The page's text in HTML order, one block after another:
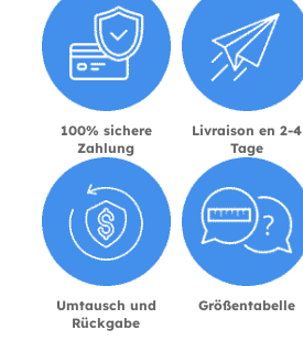
100% sichere
Zahlung
Livraison en 2-4
Tage
Umtausch und
Rückgabe
Größentabelle